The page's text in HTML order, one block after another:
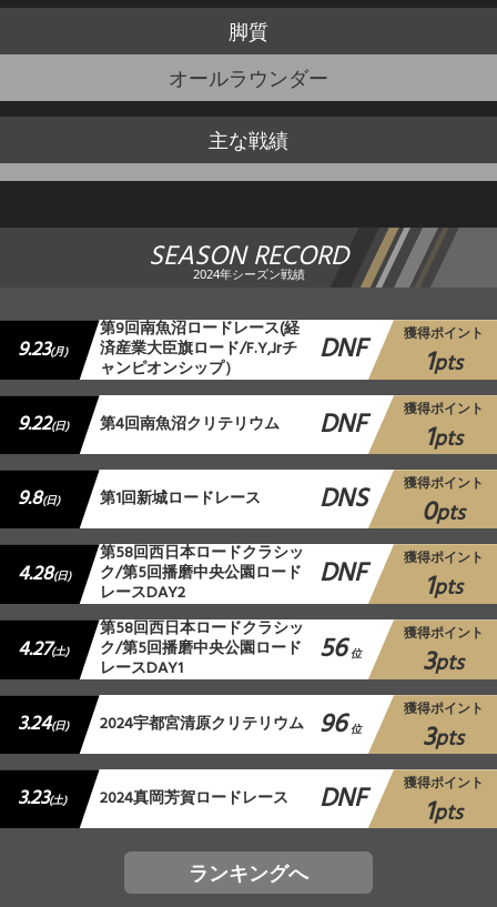
脚質
オールラウンダー
主な戦績
SEASON RECORD
2024年シーズン戦績
9.23(月)
第9回南魚沼ロードレース(経
済産業大臣旗ロード/F.Y,Jrチ
ャンピオンシップ） DNF 獲得ポイント
1pts
9.22(日) 第4回南魚沼クリテリウム DNF 獲得ポイント
1pts
9.8(日) 第1回新城ロードレース DNS 獲得ポイント
0pts
4.28(日)
第58回西日本ロードクラシッ
ク/第5回播磨中央公園ロード
レースDAY2 DNF 獲得ポイント
1pts
4.27(土)
第58回西日本ロードクラシッ
ク/第5回播磨中央公園ロード
レースDAY1 56 位
獲得ポイント
3pts
3.24(日) 2024宇都宮清原クリテリウム 96 位
獲得ポイント
3pts
3.23(土) 2024真岡芳賀ロードレース DNF 獲得ポイント
1pts
ランキングへ